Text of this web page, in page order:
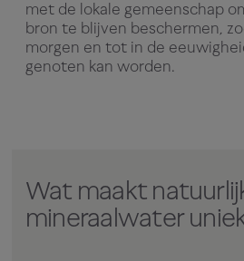
met de lokale gemeenschap
bron te blijven beschermen,
morgen en tot in de
genoten kan worden.
Wat maakt
mineraalwater